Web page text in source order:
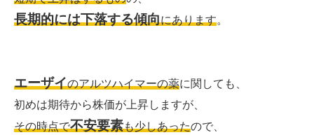
長期的には下落する傾向にあります。
エーザイのアルツハイマーの薬に関しても、
初めは期待から株価が上昇しますが、
その時点で不安要素も少しあったので、